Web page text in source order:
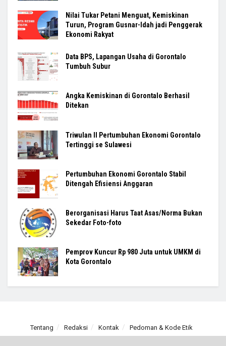
Nilai Tukar Petani Menguat, Kemiskinan
Turun, Program Gusnar-Idah jadi Penggerak
Ekonomi Rakyat
Data BPS, Lapangan Usaha di Gorontalo
Tumbuh Subur
Angka Kemiskinan di Gorontalo Berhasil
Ditekan
Triwulan II Pertumbuhan Ekonomi Gorontalo
Tertinggi se Sulawesi
Pertumbuhan Ekonomi Gorontalo Stabil
Ditengah Efisiensi Anggaran
Berorganisasi Harus Taat Asas/Norma Bukan
Sekedar Foto-foto
Pemprov Kuncur Rp 980 Juta untuk UMKM di
Kota Gorontalo
Tentang Redaksi Kontak Pedoman & Kode Etik